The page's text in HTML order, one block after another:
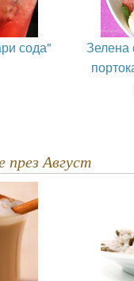
сода"
Зелена
през Август